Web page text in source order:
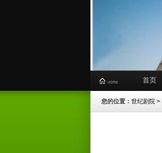
首页
您的位置： 世纪剧院 >